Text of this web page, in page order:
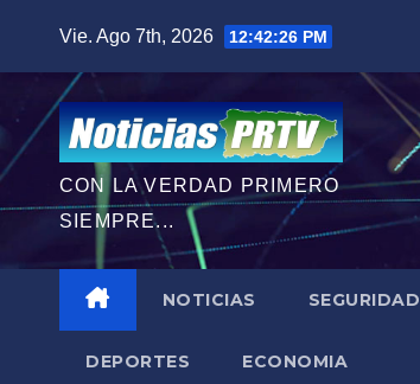
contenido
Vie. Ago 7th, 2026 12:42:27 PM
CON LA VERDAD PRIMERO
SIEMPRE...
NOTICIAS SEGURIDAD
DEPORTES ECONOMIA